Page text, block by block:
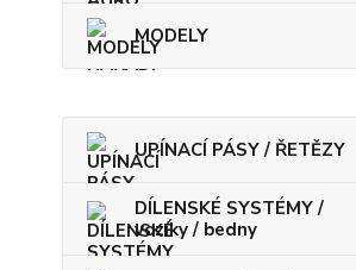
MODELY
UPÍNACÍ PÁSY / ŘETĚZY
DÍLENSKÉ SYSTÉMY /
vozíky / bedny